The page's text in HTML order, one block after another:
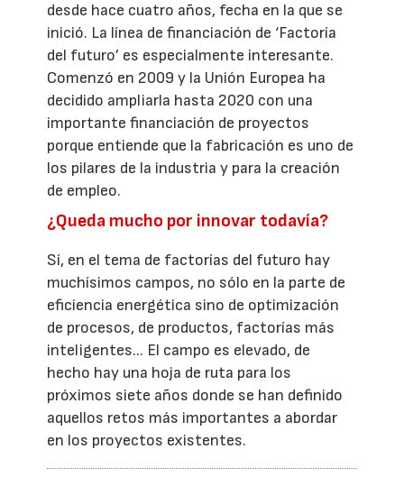
desde hace cuatro años, fecha en la que se
inició. La línea de financiación de ‘Factoría
del futuro’ es especialmente interesante.
Comenzó en 2009 y la Unión Europea ha
decidido ampliarla hasta 2020 con una
importante financiación de proyectos
porque entiende que la fabricación es uno de
los pilares de la industria y para la creación
de empleo.
¿Queda mucho por innovar todavía?
Sí, en el tema de factorías del futuro hay
muchísimos campos, no sólo en la parte de
eficiencia energética sino de optimización
de procesos, de productos, factorías más
inteligentes... El campo es elevado, de
hecho hay una hoja de ruta para los
próximos siete años donde se han definido
aquellos retos más importantes a abordar
en los proyectos existentes.